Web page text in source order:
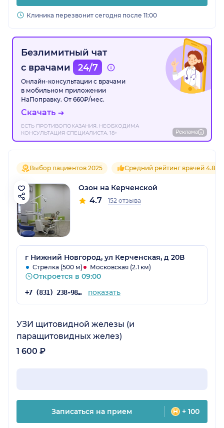
Клиника перезвонит сегодня после 11:00
Безлимитный чат
с врачами
24/7
Онлайн-консультации с врачами
в мобильном приложении
НаПоправку. От 660₽/мес.
Скачать
ЕСТЬ ПРОТИВОПОКАЗАНИЯ. НЕОБХОДИМА
КОНСУЛЬТАЦИЯ СПЕЦИАЛИСТА. 18+
Реклама
Выбор пациентов 2025 Средний рейтинг врачей 4.8
Озон на Керченской
4.7 152 отзыва
г Нижний Новгород, ул Керченская, д 20В
Стрелка (500 м) Московская (2.1 км)
Откроется в 09:00
+7 (831) 238-98-81 показать
УЗИ щитовидной железы (и
паращитовидных желез)
1 600 ₽
Записаться на прием + 100